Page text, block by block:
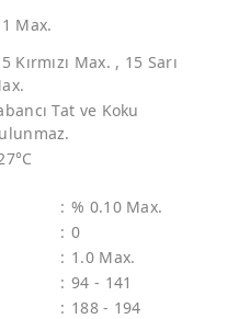
Max.
Kırmızı Max. , 15 Sarı
Tat ve Koku
: % 0.10 Max.
: 0
: 1.0 Max.
: 94 - 141
: 188 - 194